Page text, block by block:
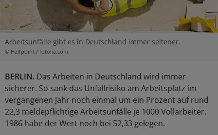
Arbeitsunfälle gibt es in Deutschland immer seltener.
© Halfpoint / fotolia.com
BERLIN. Das Arbeiten in Deutschland wird immer
sicherer. So sank das Unfallrisiko am Arbeitsplatz im
vergangenen Jahr noch einmal um ein Prozent auf rund
22,3 meldepflichtige Arbeitsunfälle je 1000 Vollarbeiter.
1986 habe der Wert noch bei 52,33 gelegen.